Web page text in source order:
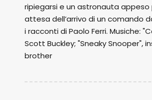
ripiegarsi e un astronauta appeso
attesa dell’arrivo di un comando
i racconti di Paolo Ferri. Musiche:
Scott Buckley; "Sneaky Snooper",
brother